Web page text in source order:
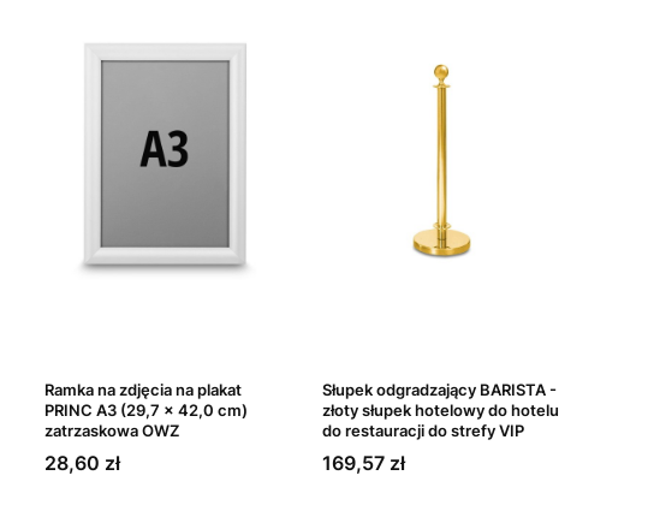
Ramka na zdjęcia na plakat
PRINC A3 (29,7 x 42,0 cm)
zatrzaskowa OWZ
Cena
28,60 zł
Słupek odgradzający BARISTA -
złoty słupek hotelowy do hotelu
do restauracji do strefy VIP
Cena
169,57 zł